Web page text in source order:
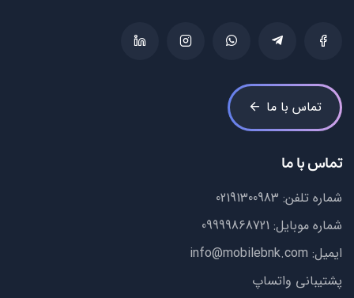
تماس با ما
تماس با ما
شماره تلفن: 02191300983
شماره موبایل: 09999868721
ایمیل: info@mobilebnk.com
پشتیبانی واتساپ